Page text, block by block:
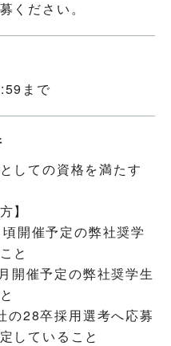
ください。
まで
しての資格を満たす
】
開催予定の弊社奨学
と
開催予定の弊社奨学生
28卒採用選考へ応募
していること